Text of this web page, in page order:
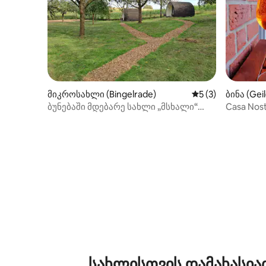
მიკროსახლი (Bingelrade) საშუალო
5 (3)
ბუნებაში მდებარე სახლი „მსხალი“
ბინა
Casa